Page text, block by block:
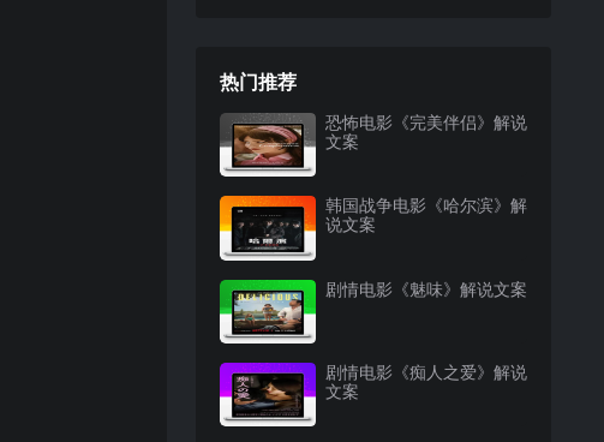
热门推荐
恐怖电影《完美伴侣》解说
文案
韩国战争电影《哈尔滨》解
说文案
剧情电影《魅味》解说文案
剧情电影《痴人之爱》解说
文案